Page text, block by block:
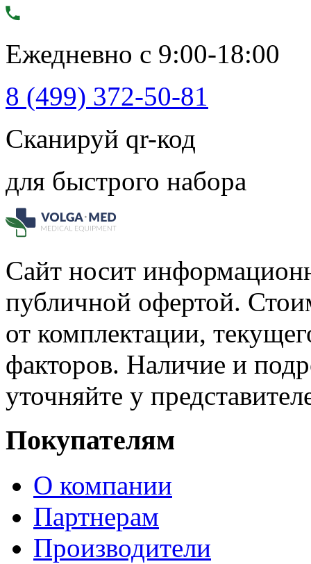
Ежедневно с 9:00-18:00
8 (499) 372-50-81
Сканируй qr-код
для быстрого набора
Сайт носит
публичной офертой.
от комплектации,
факторов. Наличие и
уточняйте у
Покупателям
О компании
Партнерам
Производители